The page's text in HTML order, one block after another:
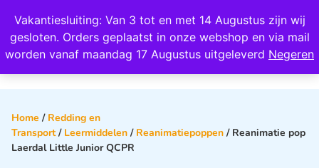
Vakantiesluiting: Van 3 tot en met 14 Augustus zijn wij
gesloten. Orders geplaatst in onze webshop en via mail
worden vanaf maandag 17 Augustus uitgeleverd Negeren
Wij scoren een 4,8 op Google
Home / Redding en
Transport/ Leermiddelen / Reanimatiepoppen / Reanimatie pop
Laerdal Little Junior QCPR